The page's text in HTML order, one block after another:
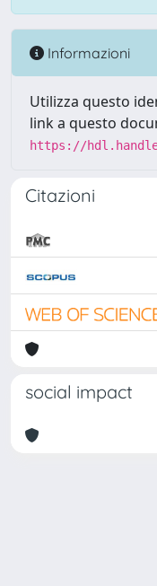
Informazioni
Utilizza questo
link a questo
https://
Citazioni
social impact